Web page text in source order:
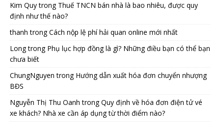
Kim Quytrong Thuế TNCN bán nhà là bao nhiêu, được quy
định như thế nào?
thanh trongCách nộp lệ phí hải quan online mới nhất
Longtrong Phụ lục hợp đồng là gì? Những điều bạn có thể bạn
chưa biết
ChungNguyen trong Hướng dẫn xuất hóa đơn chuyển nhượng
BĐS
Nguyễn Thị Thu Oanh trongQuy định về hóa đơn điện tử vé
xe khách? Nhà xe cần áp dụng từ thời điểm nào?